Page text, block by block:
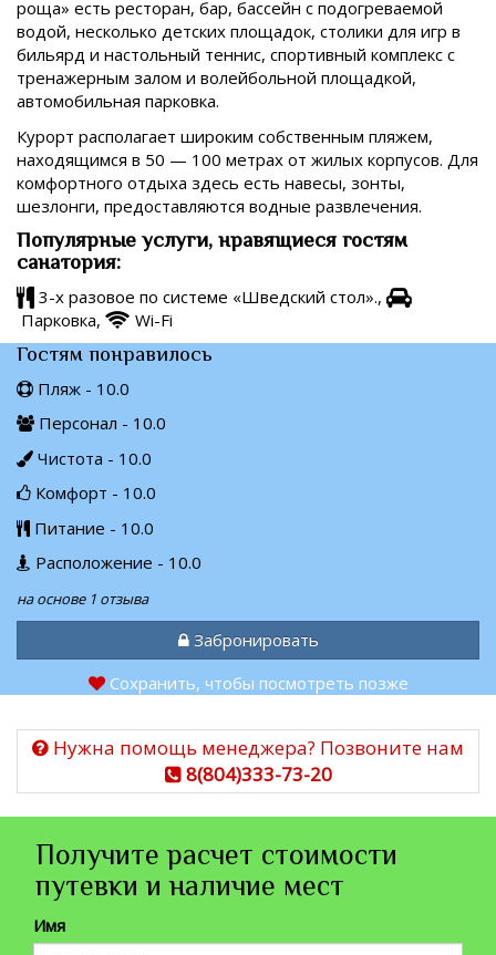
роща» есть ресторан, бар, бассейн с подогреваемой
водой, несколько детских площадок, столики для игр в
бильярд и настольный теннис, спортивный комплекс с
тренажерным залом и волейбольной площадкой,
автомобильная парковка.
Курорт располагает широким собственным пляжем,
находящимся в 50 — 100 метрах от жилых корпусов. Для
комфортного отдыха здесь есть навесы, зонты,
шезлонги, предоставляются водные развлечения.
Популярные услуги, нравящиеся гостям
санатория:
3-х разовое по системе «Шведский стол».,
Парковка,
Wi-Fi
Гостям понравилось
Пляж - 10.0
Персонал - 10.0
Чистота - 10.0
Комфорт - 10.0
Питание - 10.0
Расположение - 10.0
на основе 1 отзыва
Забронировать
Сохранить, чтобы посмотреть позже
Нужна помощь менеджера? Позвоните нам
8(804)333-73-20
Получите расчет стоимости
путевки и наличие мест
Имя